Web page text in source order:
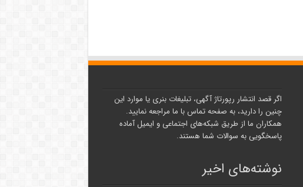
اگر قصد انتشار رپورتاژ آگهی، تبلیغات بنری یا موارد این
چنین را دارید، به صفحه تماس با ما مراجعه نمایید.
همکاران ما از طریق شبکه‌های اجتماعی و ایمیل آماده
پاسخگویی به سوالات شما هستند.
نوشته‌های اخیر